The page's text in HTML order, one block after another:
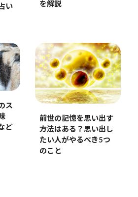
い
を解説
ス
ど
前世の記憶を思い出す
方法はある？思い出し
たい人がやるべき5つ
のこと